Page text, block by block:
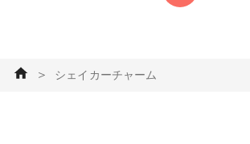
＞ シェイカーチャーム